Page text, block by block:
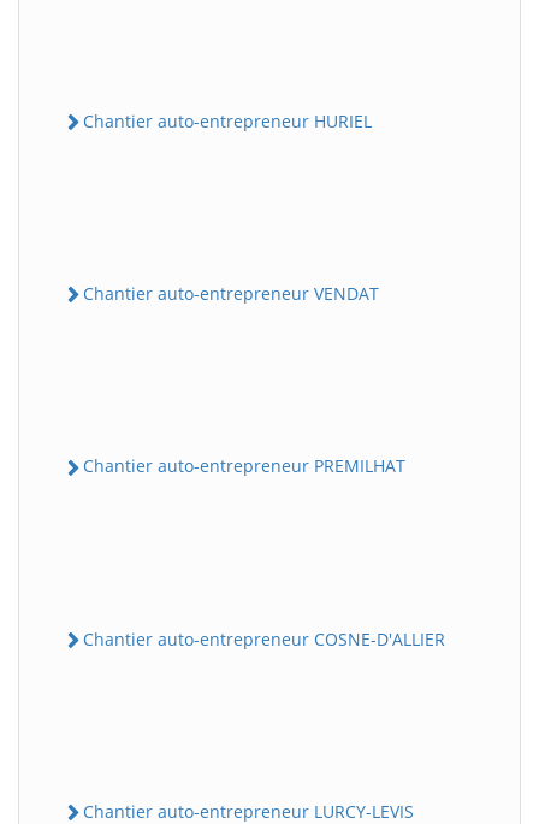
Chantier auto-entrepreneur HURIEL
Chantier auto-entrepreneur VENDAT
Chantier auto-entrepreneur PREMILHAT
Chantier auto-entrepreneur COSNE-D'ALLIER
Chantier auto-entrepreneur LURCY-LEVIS